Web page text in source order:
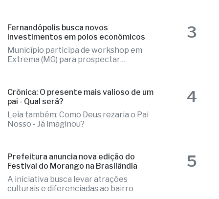
Fernandópolis busca novos
investimentos em polos econômicos
Município participa de workshop em
Extrema (MG) para prospectar
3
Crônica: O presente mais valioso de um
pai - Qual será?
Leia também: Como Deus rezaria o Pai
Nosso - Já imaginou?
4
Prefeitura anuncia nova edição do
Festival do Morango na Brasilândia
A iniciativa busca levar atrações
culturais e diferenciadas ao bairro
5